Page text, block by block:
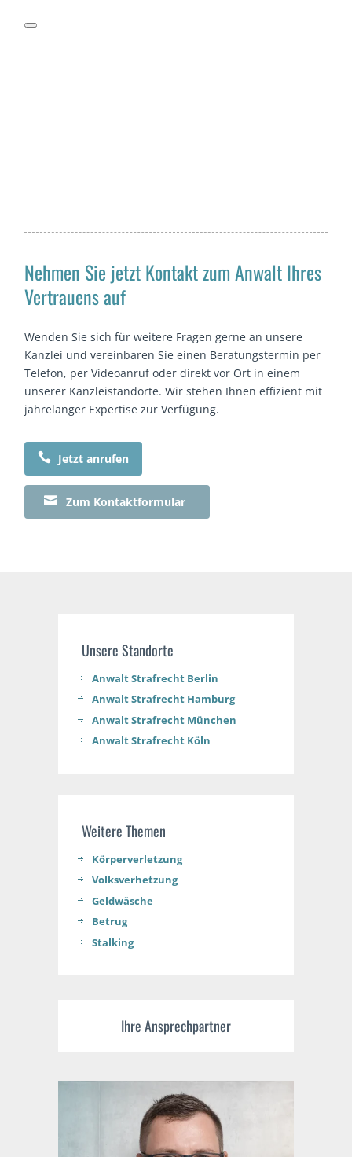
Nehmen Sie jetzt Kontakt zum Anwalt Ihres
Vertrauens auf
Wenden Sie sich für weitere Fragen gerne an unsere
Kanzlei und vereinbaren Sie einen Beratungstermin per
Telefon, per Videoanruf oder direkt vor Ort in einem
unserer Kanzleistandorte. Wir stehen Ihnen effizient mit
jahrelanger Expertise zur Verfügung.
 Jetzt anrufen
 Zum Kontaktformular
Unsere Standorte
Anwalt Strafrecht Berlin
Anwalt Strafrecht Hamburg
Anwalt Strafrecht München
Anwalt Strafrecht Köln
Weitere Themen
Körperverletzung
Volksverhetzung
Geldwäsche
Betrug
Stalking
Ihre Ansprechpartner